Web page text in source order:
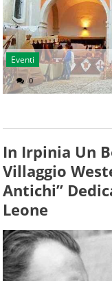
Eventi
0
In Irpinia Un
Villaggio
Antichi”
Leone